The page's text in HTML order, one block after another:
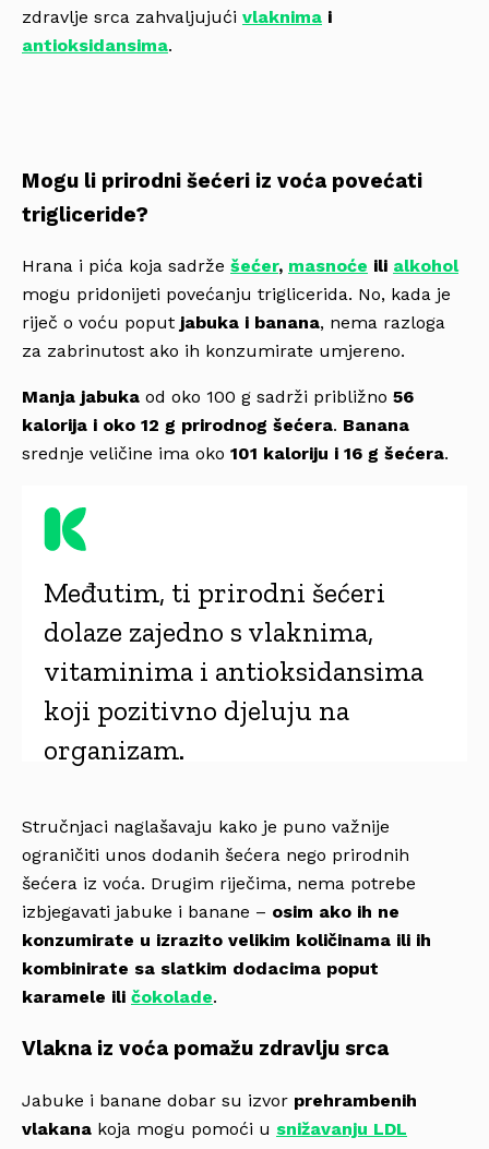
zdravlje srca zahvaljujući vlaknima i
antioksidansima.
Mogu li prirodni šećeri iz voća povećati
trigliceride?
Hrana i pića koja sadrže šećer, masnoće ili alkohol
mogu pridonijeti povećanju triglicerida. No, kada je
riječ o voću poput jabuka i banana, nema razloga
za zabrinutost ako ih konzumirate umjereno.
Manja jabuka od oko 100 g sadrži približno 56
kalorija i oko 12 g prirodnog šećera. Banana
srednje veličine ima oko 101 kaloriju i 16 g šećera.
Međutim, ti prirodni šećeri
dolaze zajedno s vlaknima,
vitaminima i antioksidansima
koji pozitivno djeluju na
organizam.
Stručnjaci naglašavaju kako je puno važnije
ograničiti unos dodanih šećera nego prirodnih
šećera iz voća. Drugim riječima, nema potrebe
izbjegavati jabuke i banane – osim ako ih ne
konzumirate u izrazito velikim količinama ili ih
kombinirate sa slatkim dodacima poput
karamele ili čokolade.
Vlakna iz voća pomažu zdravlju srca
Jabuke i banane dobar su izvor prehrambenih
vlakana koja mogu pomoći u snižavanju LDL